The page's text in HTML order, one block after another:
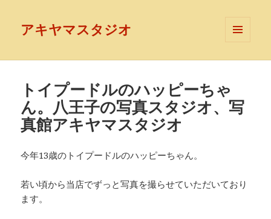
アキヤマスタジオ
ーとウ
トイプードルのハッピーちゃ
ん。八王子の写真スタジオ、写
真館アキヤマスタジオ
今年13歳のトイプードルのハッピーちゃん。
若い頃から当店でずっと写真を撮らせていただいており
ます。